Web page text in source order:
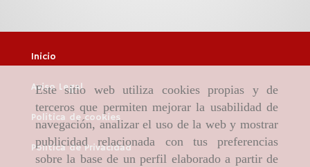
Este sitio web utiliza cookies propias y de
terceros que permiten mejorar la usabilidad de
navegación, analizar el uso de la web y mostrar
publicidad relacionada con tus preferencias
sobre la base de un perfil elaborado a partir de
Inicio
Aviso Legal
Política de cookies
Política de Privacidad